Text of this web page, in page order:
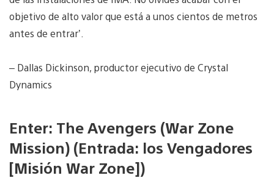
objetivo de alto valor que está a unos cientos de metros
antes de entrar’.
– Dallas Dickinson, productor ejecutivo de Crystal
Dynamics
Enter: The Avengers (War Zone
Mission) (Entrada: los Vengadores
[Misión War Zone])